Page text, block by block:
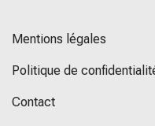
Mentions légales
Politique de
Contact